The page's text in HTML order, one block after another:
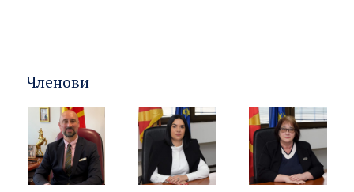
Членови